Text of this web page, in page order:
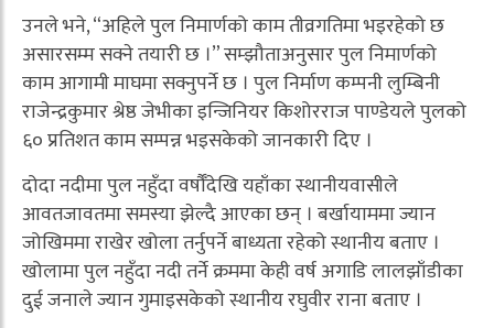
उनले भने, “अहिले पुल निमार्णको काम तीव्रगतिमा भइरहेको छ
असारसम्म सक्ने तयारी छ ।” सम्झौताअनुसार पुल निमार्णको
काम आगामी माघमा सक्नुपर्ने छ । पुल निर्माण कम्पनी लुम्बिनी
राजेन्द्रकुमार श्रेष्ठ जेभीका इन्जिनियर किशोरराज पाण्डेयले पुलको
६० प्रतिशत काम सम्पन्न भइसकेको जानकारी दिए ।
दोदा नदीमा पुल नहुँदा वर्षौँदेखि यहाँका स्थानीयवासीले
आवतजावतमा समस्या झेल्दै आएका छन् । बर्खायाममा ज्यान
जोखिममा राखेर खोला तर्नुपर्ने बाध्यता रहेको स्थानीय बताए ।
खोलामा पुल नहुँदा नदी तर्ने क्रममा केही वर्ष अगाडि लालझाँडीका
दुई जनाले ज्यान गुमाइसकेको स्थानीय रघुवीर राना बताए ।